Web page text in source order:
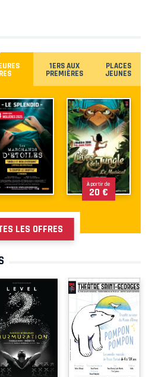
1ERS AUX
PREMIÈRES
PLACES
JEUNES
À partir de
20 €
LES OFFRES